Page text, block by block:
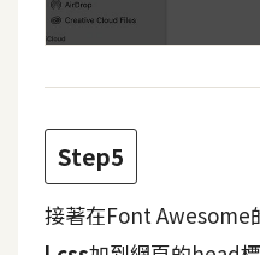
c
e
金
流
物
流
Step5
接著在Font Awesome